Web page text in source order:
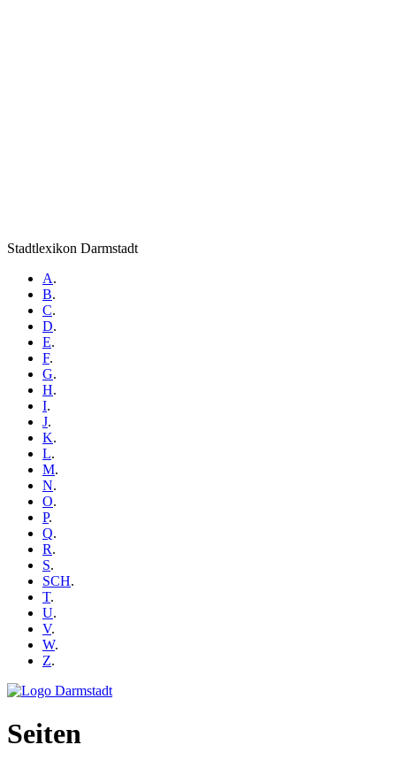
Stadtlexikon Darmstadt
A.
B.
C.
D.
E.
F.
G.
H.
I.
J.
K.
L.
M.
N.
O.
P.
Q.
R.
S.
SCH.
T.
U.
V.
W.
Z.
Seiten